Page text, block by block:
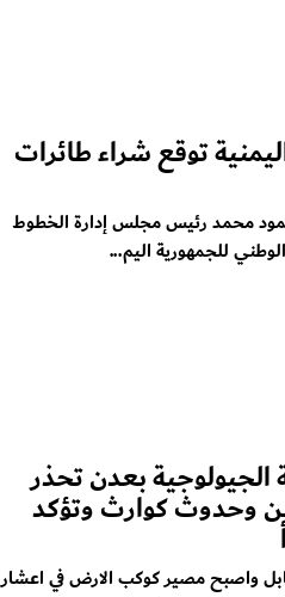
توقع شراء طائرات
محمد رئيس مجلس إدارة الخطوط
للجمهورية اليم...
الجيولوجية بعدن تحذر
وحدوث كوارث وتؤكد
واصبح مصير كوكب الارض في اعشار